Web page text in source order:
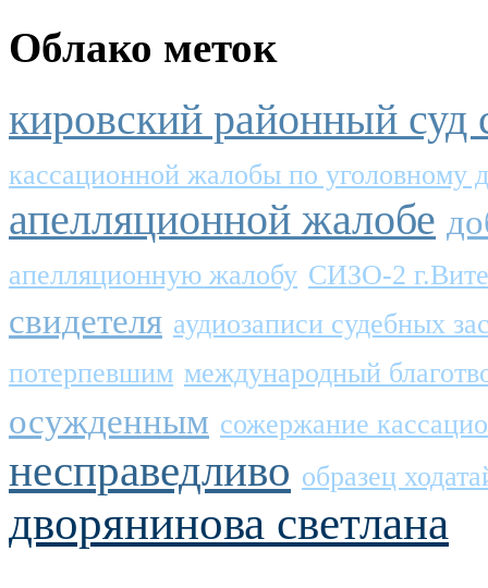
Облако меток
кировский районный суд
кассационной жалобы по уголовному
апелляционной жалобе
апелляционную жалобу СИЗО-2
свидетеля аудиозаписи судебных
потерпевшим международный
осужденным сожержание
несправедливо образец
дворянинова светлана